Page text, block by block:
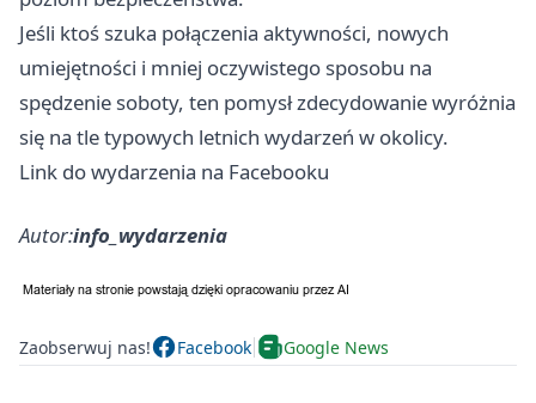
Jeśli ktoś szuka połączenia aktywności, nowych
umiejętności i mniej oczywistego sposobu na
spędzenie soboty, ten pomysł zdecydowanie wyróżnia
się na tle typowych letnich wydarzeń w okolicy.
Link do wydarzenia na Facebooku
Autor:info_wydarzenia
Zaobserwuj nas! Facebook Google News